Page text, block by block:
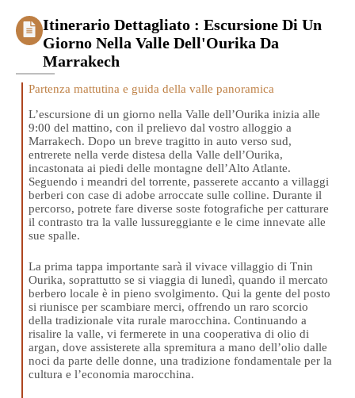
Itinerario Dettagliato : Escursione Di Un
Giorno Nella Valle Dell'Ourika Da
Marrakech
Partenza mattutina e guida della valle panoramica
L’escursione di un giorno nella Valle dell’Ourika inizia alle
9:00 del mattino, con il prelievo dal vostro alloggio a
Marrakech. Dopo un breve tragitto in auto verso sud,
entrerete nella verde distesa della Valle dell’Ourika,
incastonata ai piedi delle montagne dell’Alto Atlante.
Seguendo i meandri del torrente, passerete accanto a villaggi
berberi con case di adobe arroccate sulle colline. Durante il
percorso, potrete fare diverse soste fotografiche per catturare
il contrasto tra la valle lussureggiante e le cime innevate alle
sue spalle.
La prima tappa importante sarà il vivace villaggio di Tnin
Ourika, soprattutto se si viaggia di lunedì, quando il mercato
berbero locale è in pieno svolgimento. Qui la gente del posto
si riunisce per scambiare merci, offrendo un raro scorcio
della tradizionale vita rurale marocchina. Continuando a
risalire la valle, vi fermerete in una cooperativa di olio di
argan, dove assisterete alla spremitura a mano dell’olio dalle
noci da parte delle donne, una tradizione fondamentale per la
cultura e l’economia marocchina.